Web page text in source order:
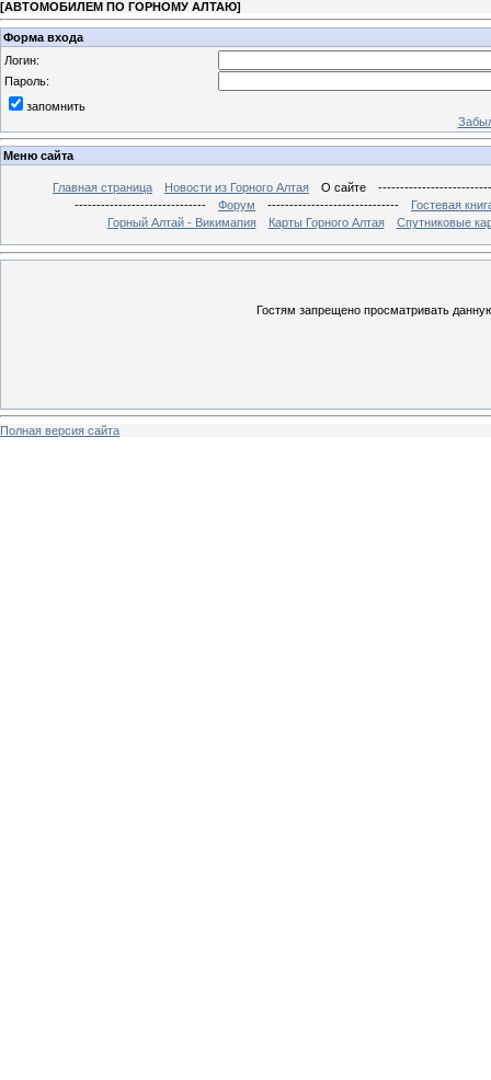
[АВТОМОБИЛЕМ ПО ГОРНОМУ АЛТАЮ]
Форма входа
Логин:
Пароль:
запомнить
Меню сайта
Главная страница Новости из Горного Алтая О сайте
------------------------------
Форум ------------------------------
Гостевая
Горный Алтай - Викимапия
Карты Горного Алтая Спутниковые
Гостям запрещено просматривать
Полная версия сайта